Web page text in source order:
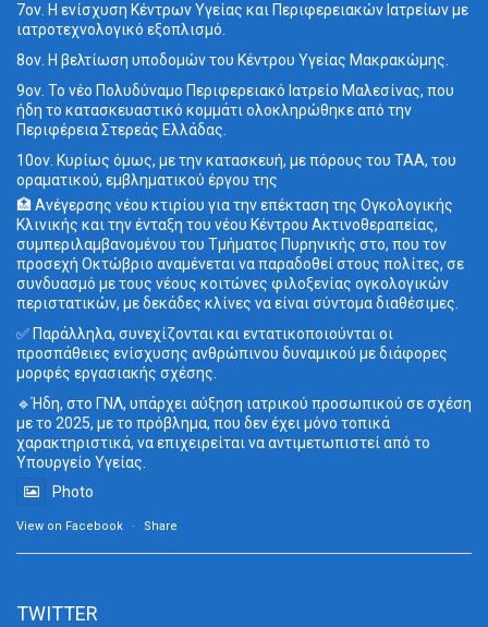
7ον. Η ενίσχυση Κέντρων Υγείας και Περιφερειακών Ιατρείων με
ιατροτεχνολογικό εξοπλισμό.
8ον. Η βελτίωση υποδομών του Κέντρου Υγείας Μακρακώμης.
9ον. Το νέο Πολυδύναμο Περιφερειακό Ιατρείο Μαλεσίνας, που
ήδη το κατασκευαστικό κομμάτι ολοκληρώθηκε από την
Περιφέρεια Στερεάς Ελλάδας.
10ον. Κυρίως όμως, με την κατασκευή, με πόρους του ΤΑΑ, του
οραματικού, εμβληματικού έργου της
🏥 Ανέγερσης νέου κτιρίου για την επέκταση της Ογκολογικής
Κλινικής και την ένταξη του νέου Κέντρου Ακτινοθεραπείας,
συμπεριλαμβανομένου του Τμήματος Πυρηνικής στο, που τον
προσεχή Οκτώβριο αναμένεται να παραδοθεί στους πολίτες, σε
συνδυασμό με τους νέους κοιτώνες φιλοξενίας ογκολογικών
περιστατικών, με δεκάδες κλίνες να είναι σύντομα διαθέσιμες.
✅ Παράλληλα, συνεχίζονται και εντατικοποιούνται οι
προσπάθειες ενίσχυσης ανθρώπινου δυναμικού με διάφορες
μορφές εργασιακής σχέσης.
🔹Ήδη, στο ΓΝΛ, υπάρχει αύξηση ιατρικού προσωπικού σε σχέση
με το 2025, με το πρόβλημα, που δεν έχει μόνο τοπικά
χαρακτηριστικά, να επιχειρείται να αντιμετωπιστεί από το
Υπουργείο Υγείας.
Photo
View on Facebook · Share
TWITTER